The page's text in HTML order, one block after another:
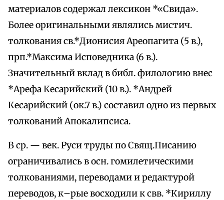
материалов содержал лексикон *«Свида».
Более оригинальными являлись мистич.
толкования св.*Дионисия Ареопагита (5 в.),
прп.*Максима Исповедника (6 в.).
Значительный вклад в библ. филологию внес
*Арефа Кесарийский (10 в.). *Андрей
Кесарийский (ок.7 в.) составил одно из первых
толкований Апокалипсиса.
В ср. — век. Руси труды по Свящ.Писанию
ограничивались в осн. гомилетическими
толкованиями, переводами и редактурой
переводов, к–рые восходили к свв. *Кириллу